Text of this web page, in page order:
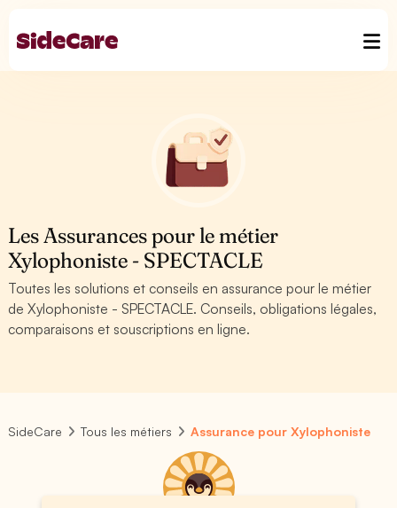
Les Assurances pour le métier
Xylophoniste - SPECTACLE
Toutes les solutions et conseils en assurance pour le métier
de Xylophoniste - SPECTACLE. Conseils, obligations légales,
comparaisons et souscriptions en ligne.
SideCare Tous les métiers Assurance pour Xylophoniste